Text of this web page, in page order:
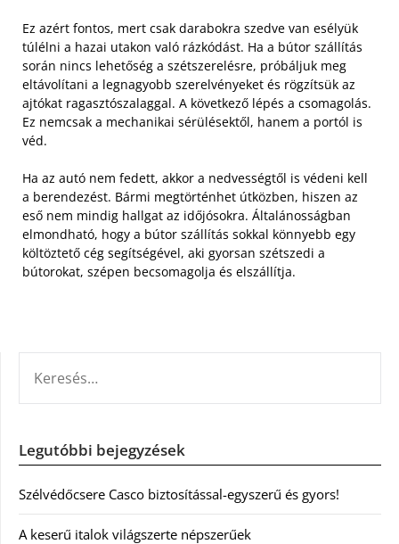
Ez azért fontos, mert csak darabokra szedve van esélyük
túlélni a hazai utakon való rázkódást. Ha a bútor szállítás
során nincs lehetőség a szétszerelésre, próbáljuk meg
eltávolítani a legnagyobb szerelvényeket és rögzítsük az
ajtókat ragasztószalaggal. A következő lépés a csomagolás.
Ez nemcsak a mechanikai sérülésektől, hanem a portól is
véd.
Ha az autó nem fedett, akkor a nedvességtől is védeni kell
a berendezést. Bármi megtörténhet útközben, hiszen az
eső nem mindig hallgat az időjósokra. Általánosságban
elmondható, hogy a bútor szállítás sokkal könnyebb egy
költöztető cég segítségével, aki gyorsan szétszedi a
bútorokat, szépen becsomagolja és elszállítja.
Legutóbbi bejegyzések
Szélvédőcsere Casco biztosítással-egyszerű és gyors!
A keserű italok világszerte népszerűek